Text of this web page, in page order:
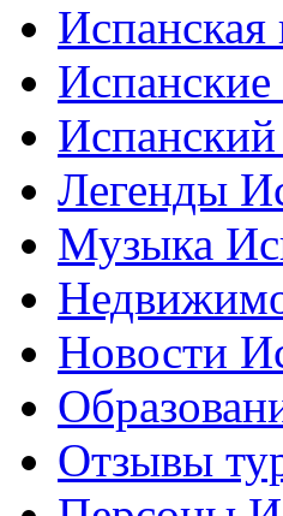
Испанская
Легенды
Музыка
Новости
Отзывы